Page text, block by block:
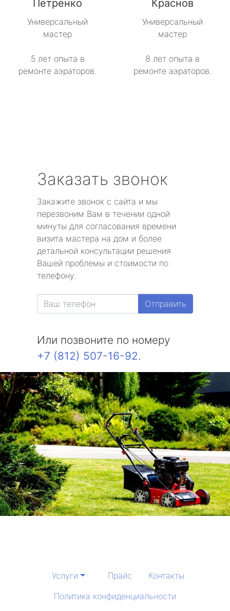
Петренко
Универсальный
мастер
5 лет опыта в
ремонте аэраторов.
Краснов
Универсальный
мастер
8 лет опыта в
ремонте аэраторов.
Заказать звонок
Закажите звонок с сайта и мы
перезвоним Вам в течении одной
минуты для согласования времени
визита мастера на дом и более
детальной консультации решения
Вашей проблемы и стоимости по
телефону.
Отправить
Или позвоните по номеру
+7 (812) 507-16-92.
Услуги Прайс
Контакты
Политика конфиденциальности